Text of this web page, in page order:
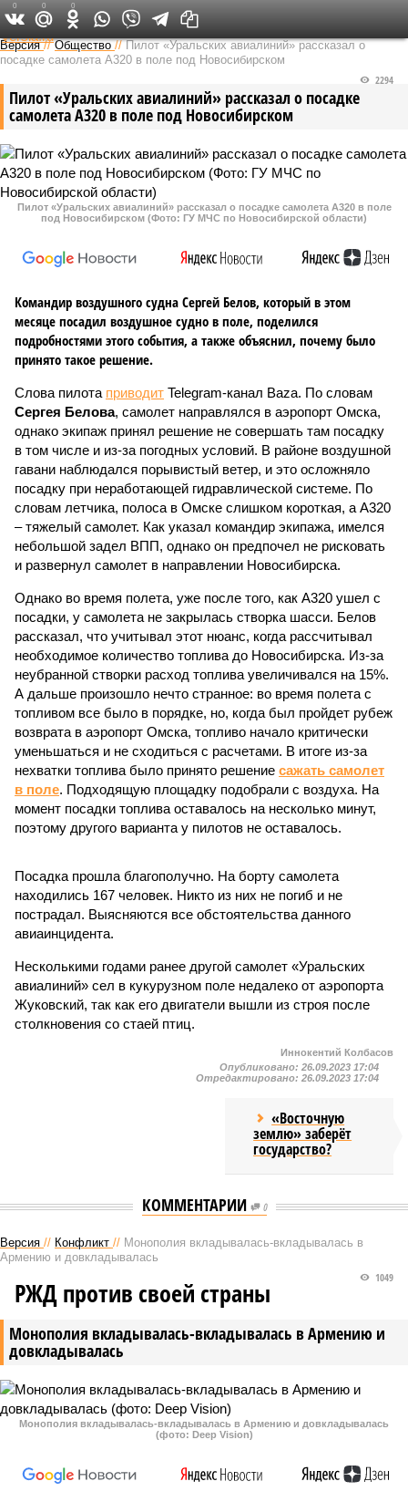
Федеральный выпуск
Версия //Общество //Пилот «Уральских авиалиний» рассказал о
посадке самолета А320 в поле под Новосибирском
Пилот «Уральских авиалиний» рассказал о посадке
самолета А320 в поле под Новосибирском
2294
Пилот «Уральских авиалиний» рассказал о посадке самолета А320 в поле
под Новосибирском (Фото: ГУ МЧС по Новосибирской области)
Командир воздушного судна Сергей Белов, который в этом
месяце посадил воздушное судно в поле, поделился
подробностями этого события, а также объяснил, почему было
принято такое решение.
Слова пилота приводит Telegram-канал Baza. По словам
Сергея Белова, самолет направлялся в аэропорт Омска,
однако экипаж принял решение не совершать там посадку
в том числе и из-за погодных условий. В районе воздушной
гавани наблюдался порывистый ветер, и это осложняло
посадку при неработающей гидравлической системе. По
словам летчика, полоса в Омске слишком короткая, а А320
– тяжелый самолет. Как указал командир экипажа, имелся
небольшой задел ВПП, однако он предпочел не рисковать
и развернул самолет в направлении Новосибирска.
Однако во время полета, уже после того, как А320 ушел с
посадки, у самолета не закрылась створка шасси. Белов
рассказал, что учитывал этот нюанс, когда рассчитывал
необходимое количество топлива до Новосибирска. Из-за
неубранной створки расход топлива увеличивался на 15%.
А дальше произошло нечто странное: во время полета с
топливом все было в порядке, но, когда был пройдет рубеж
возврата в аэропорт Омска, топливо начало критически
уменьшаться и не сходиться с расчетами. В итоге из-за
нехватки топлива было принято решение сажать самолет
в поле. Подходящую площадку подобрали с воздуха. На
момент посадки топлива оставалось на несколько минут,
поэтому другого варианта у пилотов не оставалось.
Посадка прошла благополучно. На борту самолета
находились 167 человек. Никто из них не погиб и не
пострадал. Выясняются все обстоятельства данного
авиаинцидента.
Несколькими годами ранее другой самолет «Уральских
авиалиний» сел в кукурузном поле недалеко от аэропорта
Жуковский, так как его двигатели вышли из строя после
столкновения со стаей птиц.
0 0 0
Иннокентий Колбасов
Опубликовано: 26.09.2023 17:04
Отредактировано: 26.09.2023 17:04
«Восточную
землю» заберёт
государство?
КОММЕНТАРИИ 0
Версия // Конфликт // Монополия вкладывалась-вкладывалась в
Армению и довкладывалась
Монополия вкладывалась-вкладывалась в Армению и
довкладывалась
1049
РЖД против своей страны
Монополия вкладывалась-вкладывалась в Армению и довкладывалась
(фото: Deep Vision)